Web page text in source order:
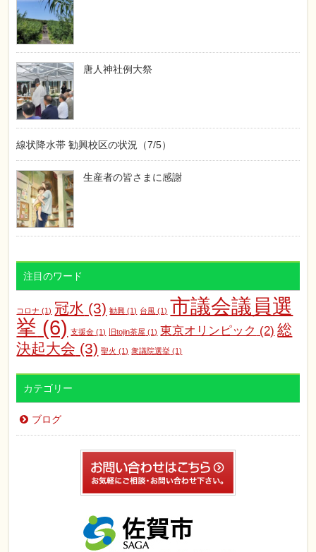
唐人神社例大祭
線状降水帯 勧興校区の状況（7/5）
生産者の皆さまに感謝
注目のワード
コロナ (1) 冠水 (3) 勧興 (1) 台風 (1) 市議会議員選
挙 (6) 支援金 (1) 旧tojin茶屋 (1) 東京オリンピック (2) 総
決起大会 (3) 聖火 (1) 衆議院選挙 (1)
カテゴリー
ブログ